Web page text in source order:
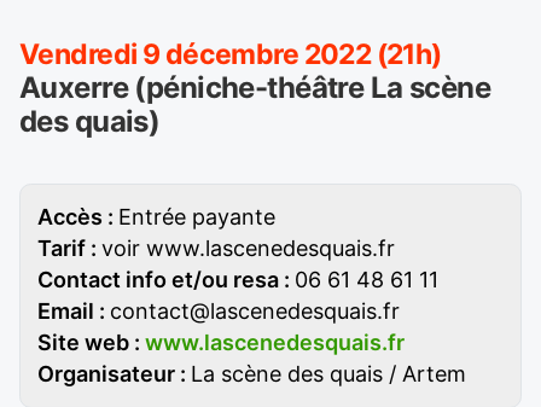
Vendredi 9 décembre 2022 (21h)
Auxerre (péniche-théâtre La scène
des quais)
Accès : Entrée payante
Tarif : voir www.lascenedesquais.fr
Contact info et/ou resa : 06 61 48 61 11
Email : contact@lascenedesquais.fr
Site web : www.lascenedesquais.fr
Organisateur : La scène des quais / Artem